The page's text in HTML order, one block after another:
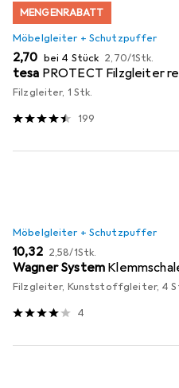
MENGENRABATT
Möbelgleiter + Schutzpuffer
EUR
2,70 bei 4 Stück EUR
2,70/1Stk.
tesa PROTECT Filzgleiter
Filzgleiter, 1 Stk.
199
Möbelgleiter + Schutzpuffer
EUR
10,32 EUR
2,58/1Stk.
Wagner System
Filzgleiter, Kunststoffgleiter, 4
4